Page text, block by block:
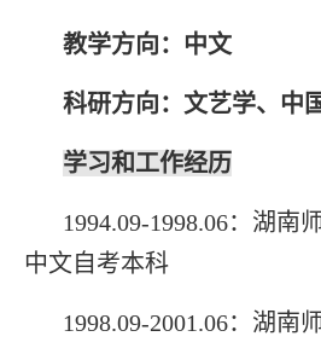
教学方向：中文
科研方向：文艺学、中
学习和工作经历
1994.09-1998.06：湖南
中文自考本科
1998.09-2001.06：湖南